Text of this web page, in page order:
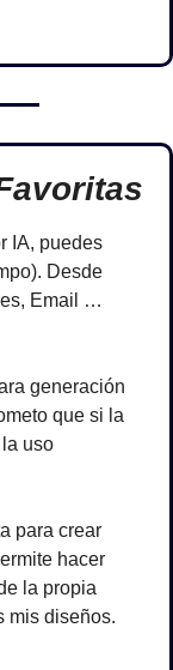
IA, puedes
Desde
Email …
generación
que si la
uso
para crear
hacer
la propia
mis diseños.